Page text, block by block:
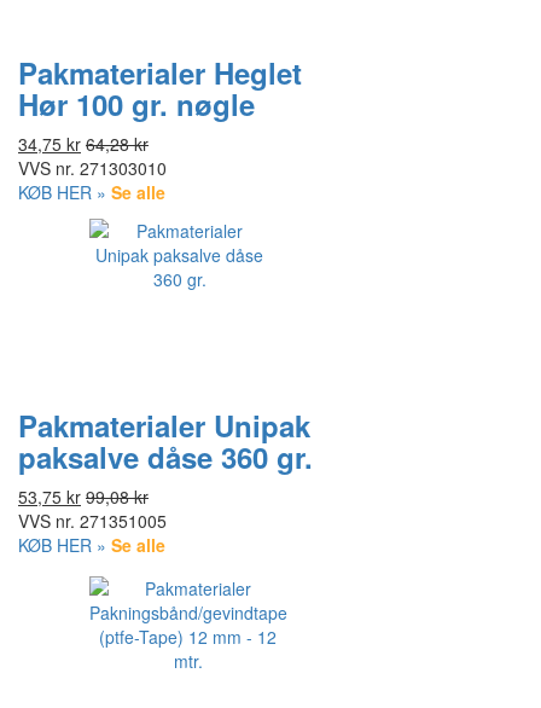
Pakmaterialer Heglet
Hør 100 gr. nøgle
34,75 kr 64,28 kr
VVS nr. 271303010
KØB HER » Se alle
Pakmaterialer Unipak
paksalve dåse 360 gr.
53,75 kr 99,08 kr
VVS nr. 271351005
KØB HER » Se alle